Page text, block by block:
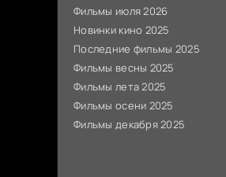
Фильмы июля 2026
Новинки кино 2025
Последние фильмы 2025
Фильмы весны 2025
Фильмы лета 2025
Фильмы осени 2025
Фильмы декабря 2025